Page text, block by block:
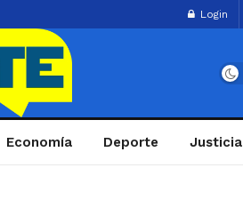
Login
Economía Deporte Justicia